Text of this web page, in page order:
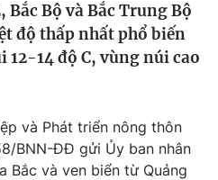
Bộ và Bắc Trung Bộ
độ thấp nhất phổ biến
12-14 độ C, vùng núi cao
và Phát triển nông thôn
BNN-ĐĐ gửi Ủy ban nhân
Bắc và ven biển từ Quảng